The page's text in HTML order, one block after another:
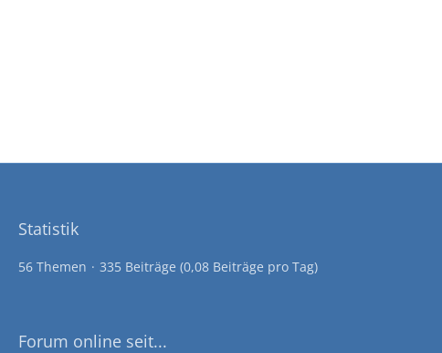
Statistik
56 Themen 335 Beiträge (0,08 Beiträge pro Tag)
Forum online seit...